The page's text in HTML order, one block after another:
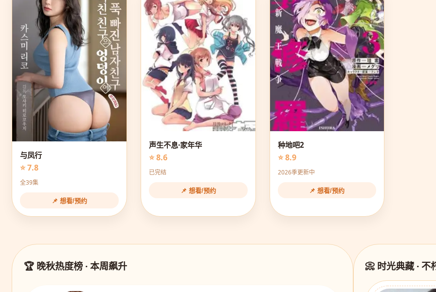
与凤行
⭐ 7.8
全39集
📌 想看/预约
声生不息·家年华
⭐ 8.6
已完结
📌 想看/预约
种地吧2
⭐ 8.9
2026季更新中
📌 想看/预约
🏆 晚秋热度榜 · 本周飙升 📀 时光典藏 · 不